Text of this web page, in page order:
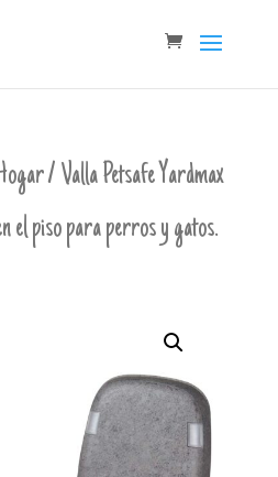
/ Valla Petsafe Yardmax
el piso para perros y gatos.